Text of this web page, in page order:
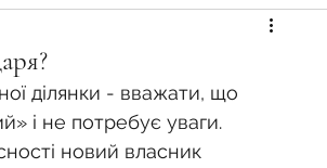
місцевого самоврядування
ділянки - вважати, що
і не потребує уваги.
новий власник